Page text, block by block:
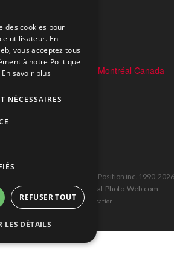
réservés © Les Éditions Pole-Position inc. 1990-2026
et hébergé par Montréal-Photo-Web.com
et Conditions d’utilisation
des cookies pour
utilisateur. En
vous acceptez tous
à notre Politique
En savoir plus
NÉCESSAIRES
REFUSER TOUT
LES DÉTAILS